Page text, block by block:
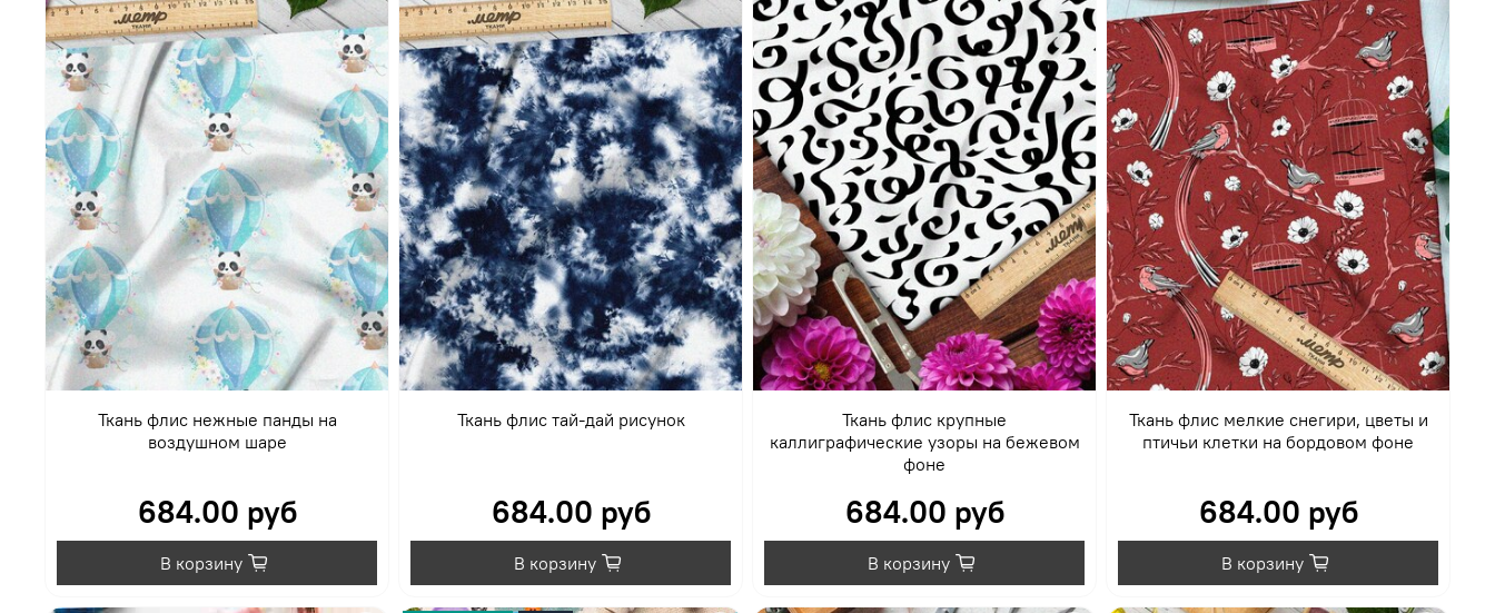
Ткань флис нежные панды на
воздушном шаре
684.00 руб
В корзину
Ткань флис тай-дай рисунок
684.00 руб
В корзину
Ткань флис крупные
каллиграфические узоры на бежевом
фоне
684.00 руб
В корзину
Ткань флис мелкие снегири, цветы и
птичьи клетки на бордовом фоне
684.00 руб
В корзину